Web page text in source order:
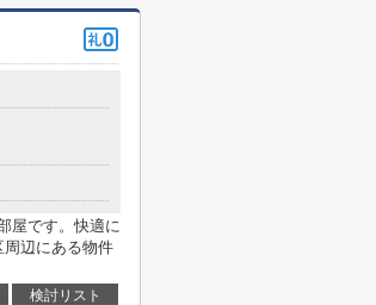
屋です。快適に
辺にある物件
検討リスト